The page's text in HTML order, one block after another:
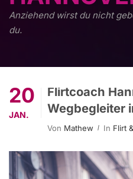
Anziehend wirst du nicht
du.
20
JAN.
Flirtcoach
Wegbegleiter
Von Mathew In Flirt